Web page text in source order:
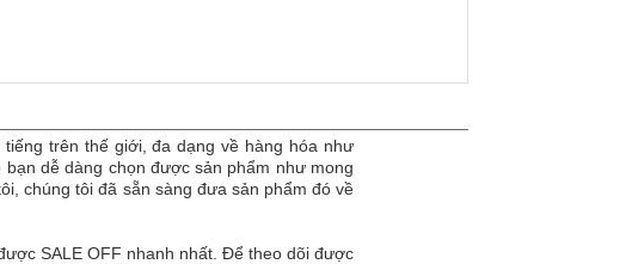
trên thế giới, đa dạng về hàng hóa như
dễ dàng chọn được sản phẩm như mong
chúng tôi đã sẵn sàng đưa sản phẩm đó về
SALE OFF nhanh nhất. Để theo dõi được